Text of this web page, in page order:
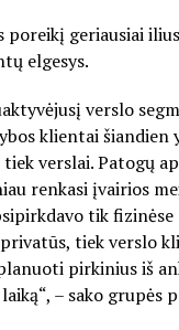
geriausiai
elgesys.
verslo
klientai šiandien
verslai. Patogų
renkasi įvairios
tik
tiek verslo
pirkinius iš
– sako grupės